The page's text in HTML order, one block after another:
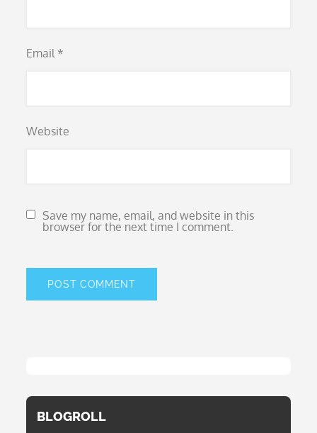
Email *
Website
Save my name, email, and website in this
browser for the next time I comment.
BLOGROLL